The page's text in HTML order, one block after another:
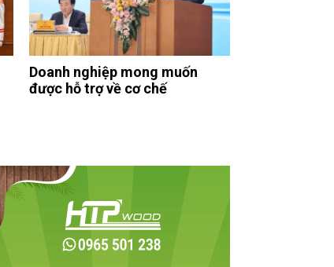
Doanh nghiệp mong muốn
được hỗ trợ về cơ chế